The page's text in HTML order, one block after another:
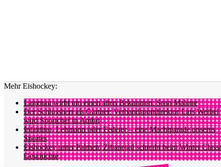
Mehr Eishockey:
Langnau wirbt um einen alten Bekannten: Sean Malone
Der Schlossherr als Gärtner: Verbandsportdirektor Lars Weibel
wird Sportchef in Ambri
Infantino, Lehmann oder Federer – eine Machtparade unseres
Sportes
Eishockey unter Palmen: Zibanejad schreibt beim Winter
Geschichte